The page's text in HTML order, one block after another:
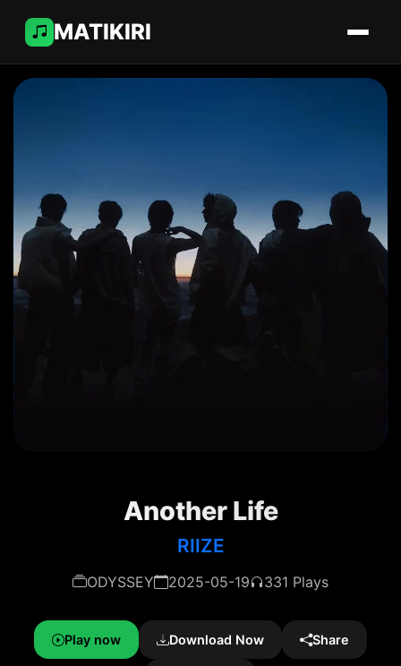
MATIKIRI
Another Life
RIIZE
ODYSSEY 2025-05-19 331 Plays
Play now Download Now Share